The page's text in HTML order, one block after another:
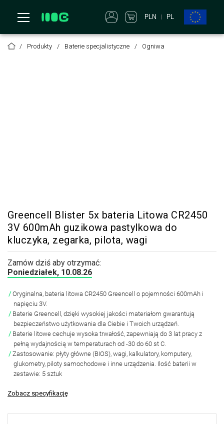
PLN PL
Produkty Baterie specjalistyczne Ogniwa
Greencell Blister 5x bateria Litowa CR2450
3V 600mAh guzikowa pastylkowa do
kluczyka, zegarka, pilota, wagi
Zamów dziś aby otrzymać:
Poniedziałek, 10.08.26
Oryginalna, bateria litowa CR2450 Greencell o pojemności 600mAh i
napięciu 3V.
Baterie Greencell, dzięki wysokiej jakości materiałom gwarantują
bezpieczeństwo użytkowania dla Ciebie i Twoich urządzeń.
Baterie litowe cechuje wysoka trwałość, zapewniają do 3 lat pracy z
pełną wydajnością w temperaturach od -30 do 60 st C.
Zastosowanie: płyty główne (BIOS), wagi, kalkulatory, komputery,
glukometry, piloty samochodowe i inne urządzenia. Ilość baterii w
zestawie: 5 sztuk
Zobacz specyfikację